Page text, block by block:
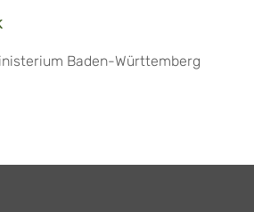
Baden-Württemberg